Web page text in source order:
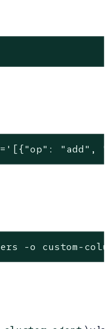
"add",
o custom-